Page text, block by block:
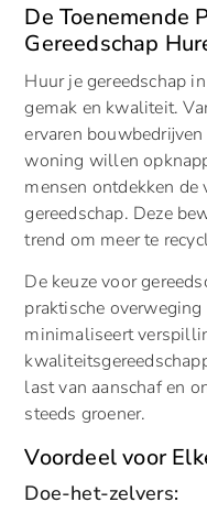
De Toenemende
Gereedschap
Huur je gereedschap
gemak en kwaliteit.
ervaren
woning willen
mensen ontdekken de
gereedschap. Deze
trend om meer te
De keuze voor
praktische
minimaliseert
last van aanschaf en
steeds groener.
Voordeel voor
Doe-het-zelvers: